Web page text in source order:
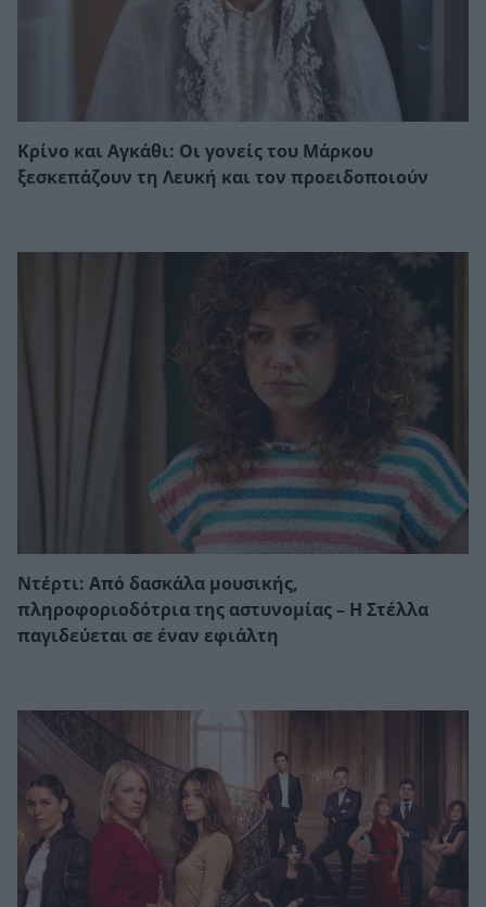
Κρίνο και Αγκάθι: Οι γονείς του Μάρκου
ξεσκεπάζουν τη Λευκή και τον προειδοποιούν
Ντέρτι: Από δασκάλα μουσικής,
πληροφοριοδότρια της αστυνομίας – Η Στέλλα
παγιδεύεται σε έναν εφιάλτη